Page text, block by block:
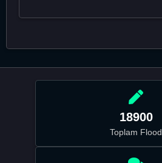
18900
Toplam Flood